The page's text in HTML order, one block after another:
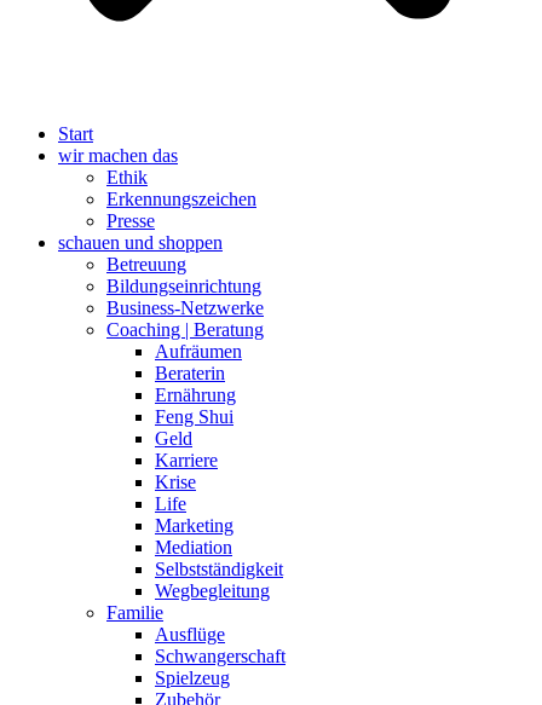
Start
wir machen das
Ethik
Erkennungszeichen
Presse
schauen und shoppen
Betreuung
Bildungseinrichtung
Business-Netzwerke
Coaching | Beratung
Aufräumen
Beraterin
Ernährung
Feng Shui
Geld
Karriere
Krise
Life
Marketing
Mediation
Selbstständigkeit
Wegbegleitung
Familie
Ausflüge
Schwangerschaft
Spielzeug
Zubehör